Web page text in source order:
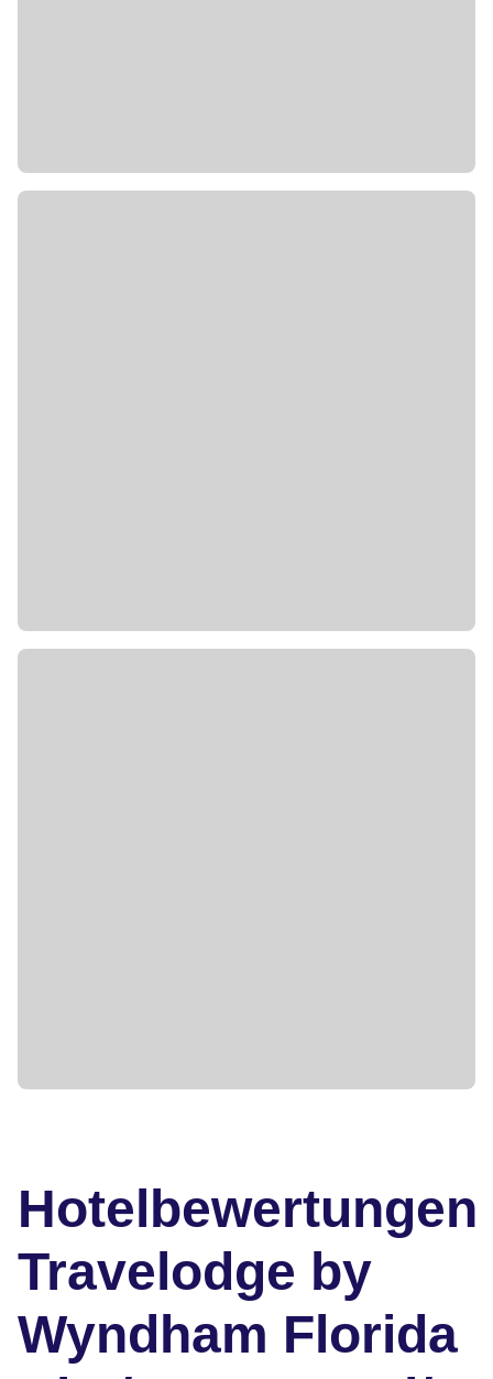
Hotelbewertungen
Travelodge by
Wyndham Florida